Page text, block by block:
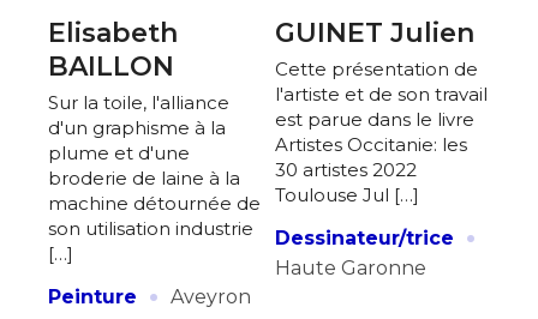
Elisabeth
BAILLON
Sur la toile, l'alliance
d'un graphisme à la
plume et d'une
broderie de laine à la
machine détournée de
son utilisation industrie
[…]
Peinture
· Aveyron
GUINET Julien
Cette présentation de
l'artiste et de son travail
est parue dans le livre
Artistes Occitanie: les
30 artistes 2022
Toulouse Jul […]
Dessinateur/trice
·
Haute Garonne